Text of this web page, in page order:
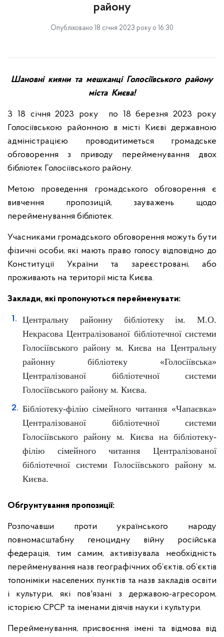
району
Опубліковано 18 січня 2023 року о 16:30
Шановні кияни та мешканці Голосіївського району
міста Києва!
З 18 січня 2023 року по 18 березня 2023 року
Голосіївською районною в місті Києві державною
адміністрацією проводитиметься громадське
обговорення з приводу перейменування двох
бібліотек Голосіївського району.
Метою проведення громадського обговорення є
вивчення пропозицій, зауважень щодо
перейменування бібліотек.
Учасниками громадського обговорення можуть бути
фізичні особи, які мають право голосу відповідно до
Конституції України та зареєстровані, або
проживають на території міста Києва.
Заклади, які пропонуються перейменувати:
Центральну районну бібліотеку ім. М.О.
Некрасова Централізованої бібліотечної системи
Голосіївського району м. Києва на Центральну
районну бібліотеку «Голосіївська»
Централізованої бібліотечної системи
Голосіївського району м. Києва.
Бібліотеку-філію сімейного читання «Чапаєвка»
Централізованої бібліотечної системи
Голосіївського району м. Києва на бібліотеку-
філію сімейного читання Централізованої
бібліотечної системи Голосіївського району м.
Києва.
Обґрунтування пропозиції:
Розпочавши проти українського народу
повномасштабну геноцидну війну російська
федерація, тим самим, активізувала необхідність
перейменування назв географічних об’єктів, об’єктів
топоніміки населених пунктів та назв закладів освіти
і культури, які пов'язані з державою-агресором,
історією СРСР та іменами діячів науки і культури.
Перейменування, присвоєння імені та відмова від